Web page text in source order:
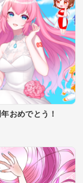
おめでとう！